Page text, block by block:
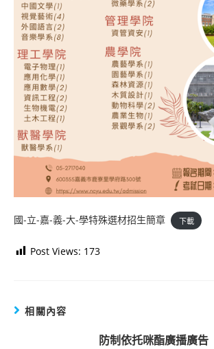
國-立-嘉-義-大-學特殊選材招生簡章 下載
Post Views: 173
相關內容
防制依托咪酯廣播廣告